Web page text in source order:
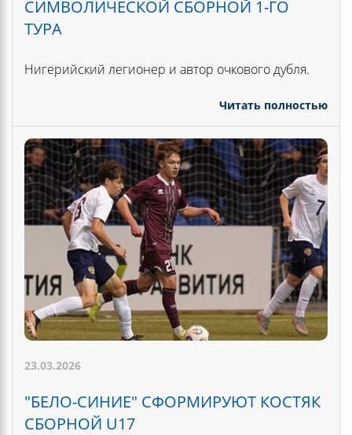
СИМВОЛИЧЕСКОЙ СБОРНОЙ 1-ГО
ТУРА
Нигерийский легионер и автор очкового дубля.
Читать полностью
23.03.2026
"БЕЛО-СИНИЕ" СФОРМИРУЮТ КОСТЯК
СБОРНОЙ U17